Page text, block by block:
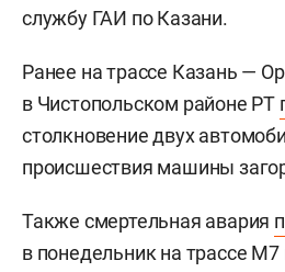
службу ГАИ по Казани.
Ранее на трассе Казань —
в Чистопольском районе РТ
столкновение двух
происшествия машины
Также смертельная авария
в понедельник на трассе